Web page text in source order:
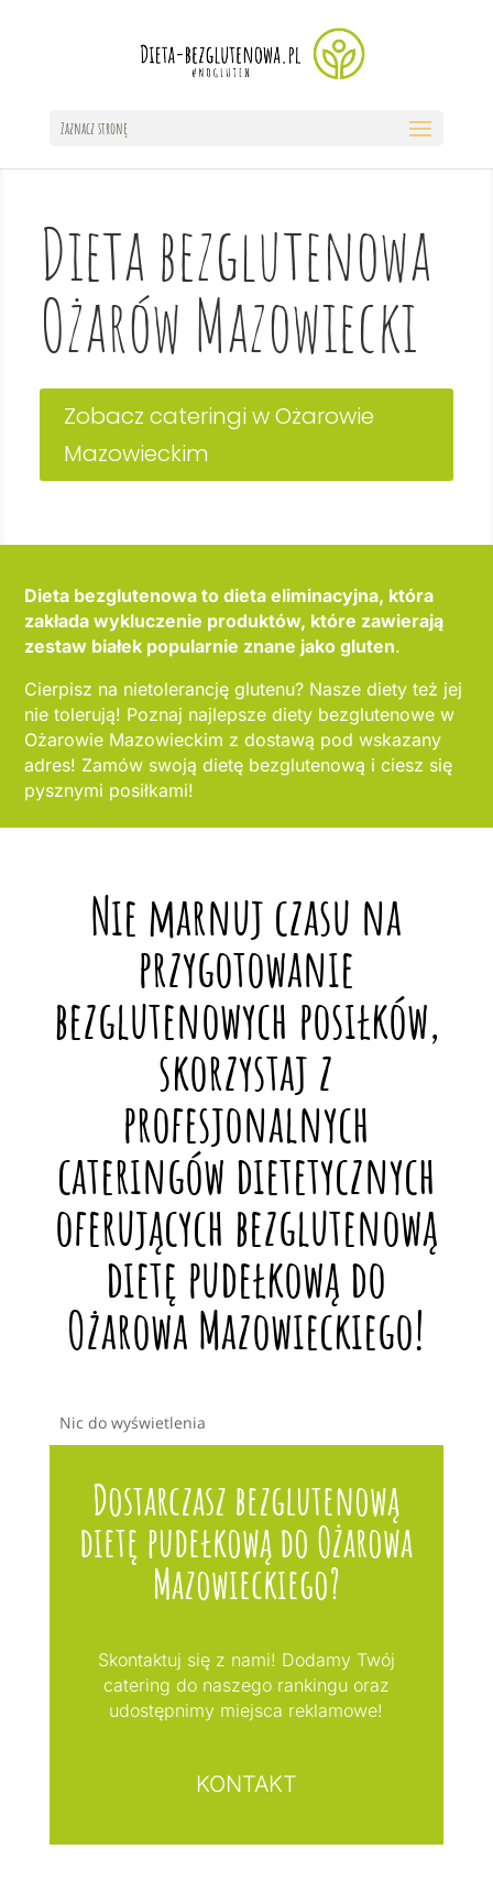
Zaznacz stronę
Dieta bezglutenowa
Ożarów Mazowiecki
Zobacz cateringi w Ożarowie
Mazowieckim
Dieta bezglutenowa to dieta eliminacyjna, która
zakłada wykluczenie produktów, które zawierają
zestaw białek popularnie znane jako gluten.
Cierpisz na nietolerancję glutenu? Nasze diety też jej
nie tolerują! Poznaj najlepsze diety bezglutenowe w
Ożarowie Mazowieckim z dostawą pod wskazany
adres! Zamów swoją dietę bezglutenową i ciesz się
pysznymi posiłkami!
Nie marnuj czasu na
przygotowanie
bezglutenowych posiłków,
skorzystaj z
profesjonalnych
cateringów dietetycznych
oferujących bezglutenową
dietę pudełkową do
Ożarowa Mazowieckiego!
Nic do wyświetlenia
Dostarczasz bezglutenową
dietę pudełkową do Ożarowa
Mazowieckiego?
Skontaktuj się z nami! Dodamy Twój
catering do naszego rankingu oraz
udostępnimy miejsca reklamowe!
KONTAKT